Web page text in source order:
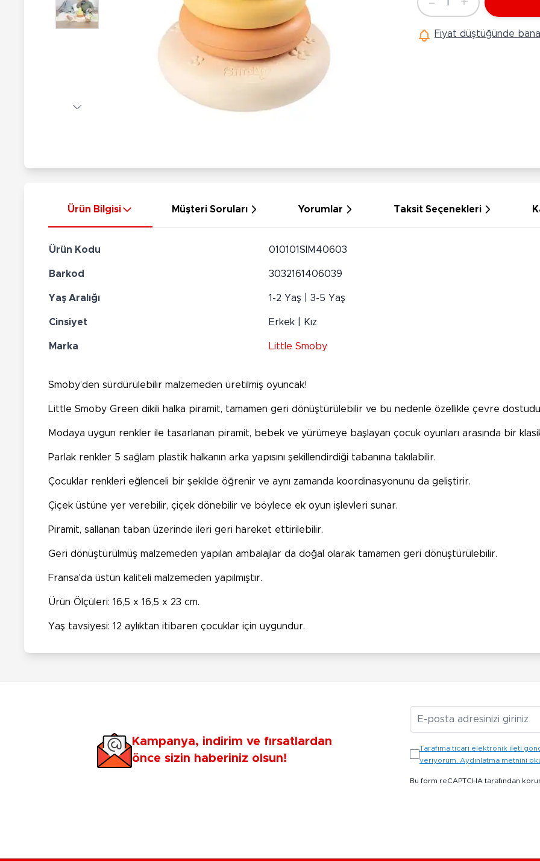
Hayvan Figürler
Çeşitli Figürler
Silahlar
Silah Setleri
Hobi Oyuncakları
Maketler
Sihirbazlık Setleri
Çeşitli Eğlence Oyuncakları
El İşi Setleri
Bebek Araç Gereçleri
Adet
1
Fiyat düştüğünde
Ürün Bilgisi Müşteri Soruları Yorumlar Taksit Seçenekleri
Ürün Kodu 010101SIM40603
Barkod 3032161406039
Yaş Aralığı 1-2 Yaş | 3-5 Yaş
Cinsiyet Erkek | Kız
Marka Little Smoby
Smoby’den sürdürülebilir malzemeden üretilmiş oyuncak!
Little Smoby Green dikili halka piramit, tamamen geri dönüştürülebilir ve bu nedenle özellikle çevre
Modaya uygun renkler ile tasarlanan piramit, bebek ve yürümeye başlayan çocuk oyunları arasında bir
Parlak renkler 5 sağlam plastik halkanın arka yapısını şekillendirdiği tabanına takılabilir.
Çocuklar renkleri eğlenceli bir şekilde öğrenir ve aynı zamanda koordinasyonunu da geliştirir.
Çiçek üstüne yer verebilir, çiçek dönebilir ve böylece ek oyun işlevleri sunar.
Piramit, sallanan taban üzerinde ileri geri hareket ettirilebilir.
Geri dönüştürülmüş malzemeden yapılan ambalajlar da doğal olarak tamamen geri dönüştürülebilir.
Fransa'da üstün kaliteli malzemeden yapılmıştır.
Ürün Ölçüleri: 16,5 x 16,5 x 23 cm.
Yaş tavsiyesi: 12 aylıktan itibaren çocuklar için uygundur.
Kampanya, indirim ve fırsatlardan
önce sizin haberiniz olsun!
Tarafıma ticari elektronik ileti
veriyorum. Aydınlatma metnini
Bu form reCAPTCHA tarafından